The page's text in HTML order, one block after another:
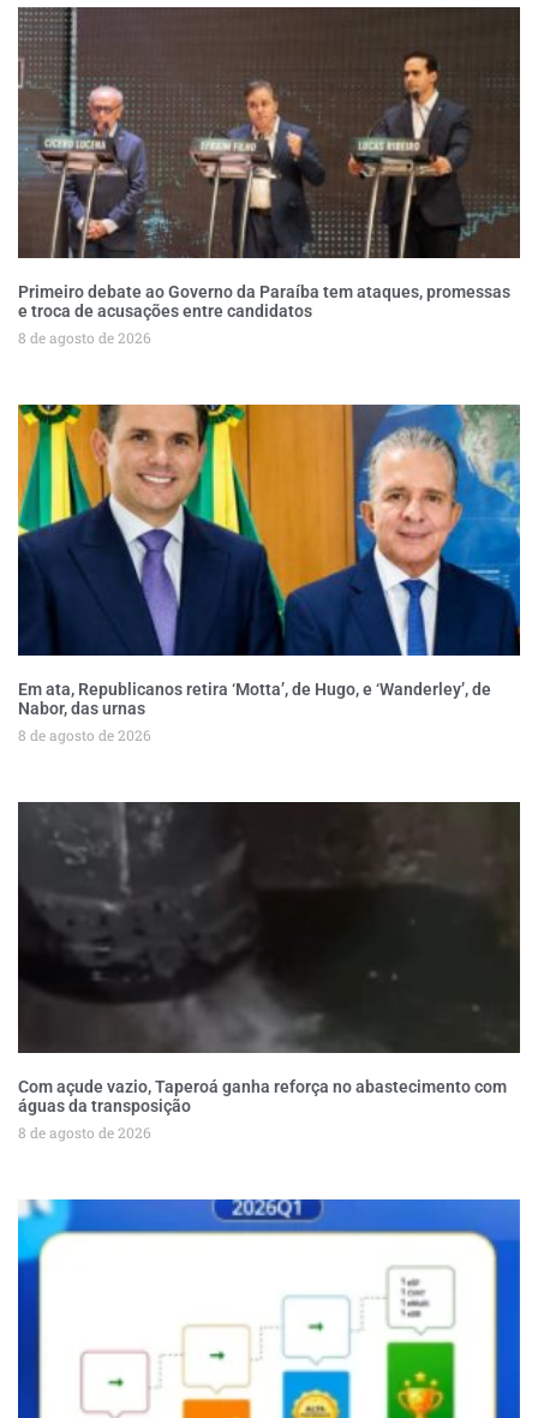
Primeiro debate ao Governo da Paraíba tem ataques, promessas
e troca de acusações entre candidatos
8 de agosto de 2026
Em ata, Republicanos retira ‘Motta’, de Hugo, e ‘Wanderley’, de
Nabor, das urnas
8 de agosto de 2026
Com açude vazio, Taperoá ganha reforça no abastecimento com
águas da transposição
8 de agosto de 2026